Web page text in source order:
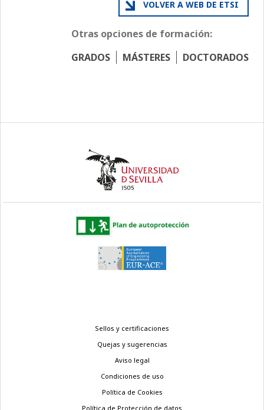
VOLVER A WEB DE ETSI
Otras opciones de formación:
GRADOS
MÁSTERES DOCTORADOS
Sellos y certificaciones
Quejas y sugerencias
Aviso legal
Condiciones de uso
Política de Cookies
Política de Protección de datos